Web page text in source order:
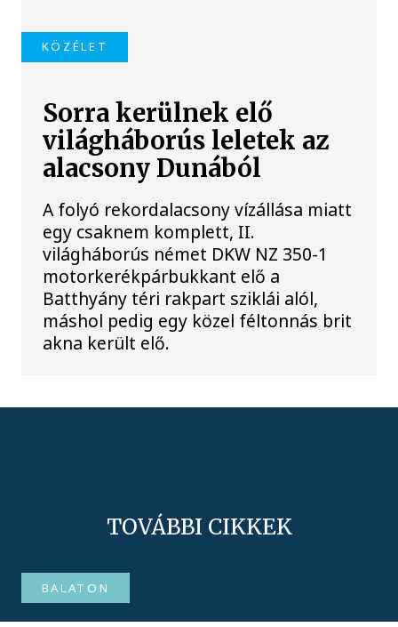
KÖZÉLET
Sorra kerülnek elő
világháborús leletek az
alacsony Dunából
A folyó rekordalacsony vízállása miatt
egy csaknem komplett, II.
világháborús német DKW NZ 350-1
motorkerékpárbukkant elő a
Batthyány téri rakpart sziklái alól,
máshol pedig egy közel féltonnás brit
akna került elő.
TOVÁBBI CIKKEK
BALATON